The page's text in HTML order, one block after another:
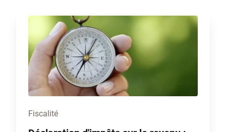
Fiscalité